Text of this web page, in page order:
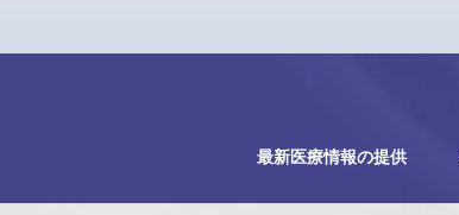
最新医療情報の提供